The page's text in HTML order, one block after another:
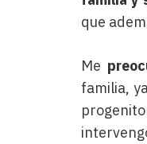
que
Me
familia,